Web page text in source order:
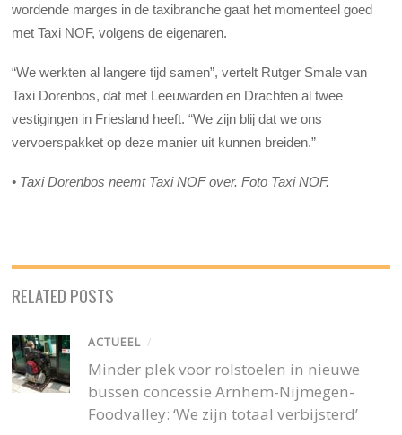
wordende marges in de taxibranche gaat het momenteel goed
met Taxi NOF, volgens de eigenaren.
“We werkten al langere tijd samen”, vertelt Rutger Smale van
Taxi Dorenbos, dat met Leeuwarden en Drachten al twee
vestigingen in Friesland heeft. “We zijn blij dat we ons
vervoerspakket op deze manier uit kunnen breiden.”
• Taxi Dorenbos neemt Taxi NOF over. Foto Taxi NOF.
RELATED POSTS
ACTUEEL /
Minder plek voor rolstoelen in nieuwe
bussen concessie Arnhem-Nijmegen-
Foodvalley: ‘We zijn totaal verbijsterd’